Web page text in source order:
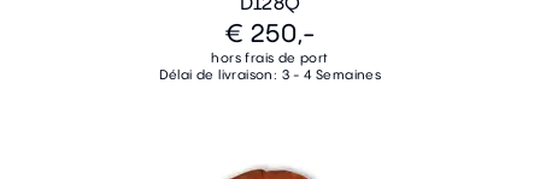
€ 250,-
hors frais de port
Délai de livraison: 3 - 4 Semaines